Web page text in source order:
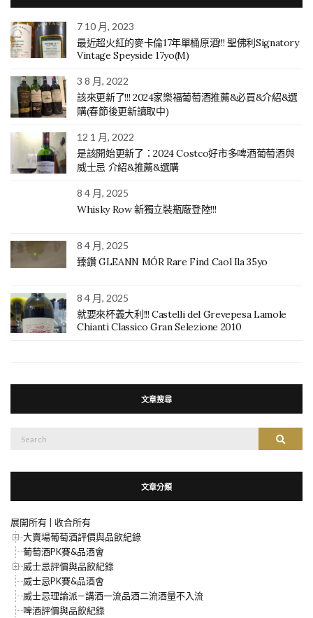
7 10 月, 2023
最近超火紅的麥卡倫17年單桶原酒!!! 聖佛利Signatory
Vintage Speyside 17yo(M)
3 8 月, 2022
該來更新了!!! 2024家樂福葡萄酒推薦&必買&介紹&選
購(春節後更新讀取中)
12 1 月, 2022
是該開始更新了：2024 Costco好市多啤酒葡萄酒與
威士忌 介紹&推薦&選購
8 4 月, 2025
Whisky Row 新獨立裝瓶廠登陸!!!
8 4 月, 2025
臻鑽 GLEANN MÓR Rare Find Caol Ila 35yo
8 4 月, 2025
就要來杯義大利!!! Castelli del Grevepesa Lamole
Chianti Classico Gran Selezione 2010
文章搜尋
搜尋
文章分類
展開所有
收合所有
大賣場葡萄酒評價與品飲紀錄
葡萄酒PK賽&品酒會
威士忌評價與品飲紀錄
威士忌PK賽&品酒會
威士忌理論派—講酒一流品酒二流酒量不入流
啤酒評價與品飲紀錄